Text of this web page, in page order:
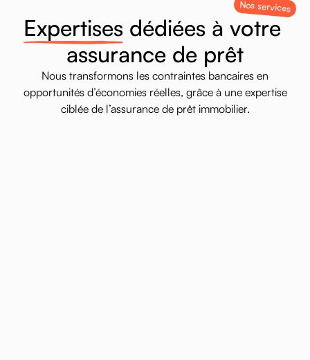
Expertises dédiées à votre
assurance de prêt
Nous transformons les contraintes bancaires en
opportunités d’économies réelles, grâce à une expertise
ciblée de l’assurance de prêt immobilier.
Nos services